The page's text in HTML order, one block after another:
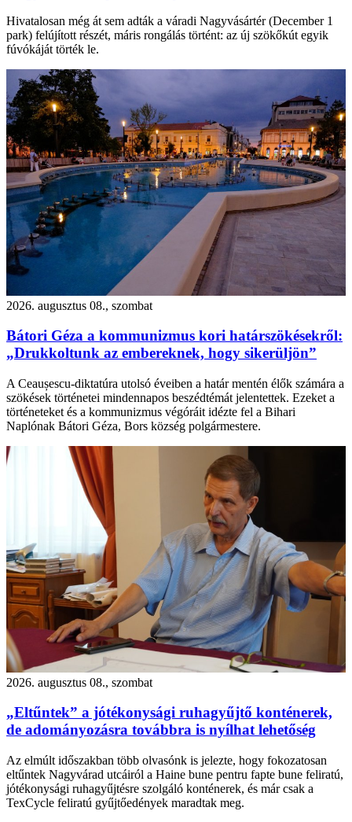
Hivatalosan még át sem adták a váradi Nagyvásártér (December 1
park) felújított részét, máris rongálás történt: az új szökőkút egyik
fúvókáját törték le.
2026. augusztus 08., szombat
Bátori Géza a kommunizmus kori határszökésekről:
„Drukkoltunk az embereknek, hogy sikerüljön”
A Ceaușescu-diktatúra utolsó éveiben a határ mentén élők számára a
szökések történetei mindennapos beszédtémát jelentettek. Ezeket a
történeteket és a kommunizmus végóráit idézte fel a Bihari
Naplónak Bátori Géza, Bors község polgármestere.
2026. augusztus 08., szombat
„Eltűntek” a jótékonysági ruhagyűjtő konténerek,
de adományozásra továbbra is nyílhat lehetőség
Az elmúlt időszakban több olvasónk is jelezte, hogy fokozatosan
eltűntek Nagyvárad utcáiról a Haine bune pentru fapte bune feliratú,
jótékonysági ruhagyűjtésre szolgáló konténerek, és már csak a
TexCycle feliratú gyűjtőedények maradtak meg.